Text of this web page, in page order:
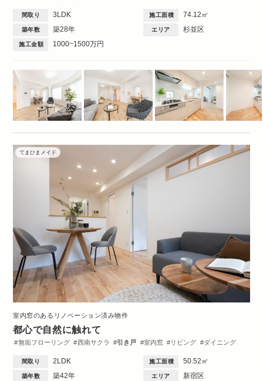
間取り 3LDK 施工面積 74.12㎡
築年数 築28年 エリア 杉並区
施工金額 1000~1500万円
てまひまメイド
室内窓のあるリノベーション済み物件
都心で自然に触れて
無垢フローリング 西南サクラ 引き戸 室内窓 リビング
ダイニング
2DK・2LDK
間取り 2LDK 施工面積 50.52㎡
築年数 築42年 エリア 新宿区